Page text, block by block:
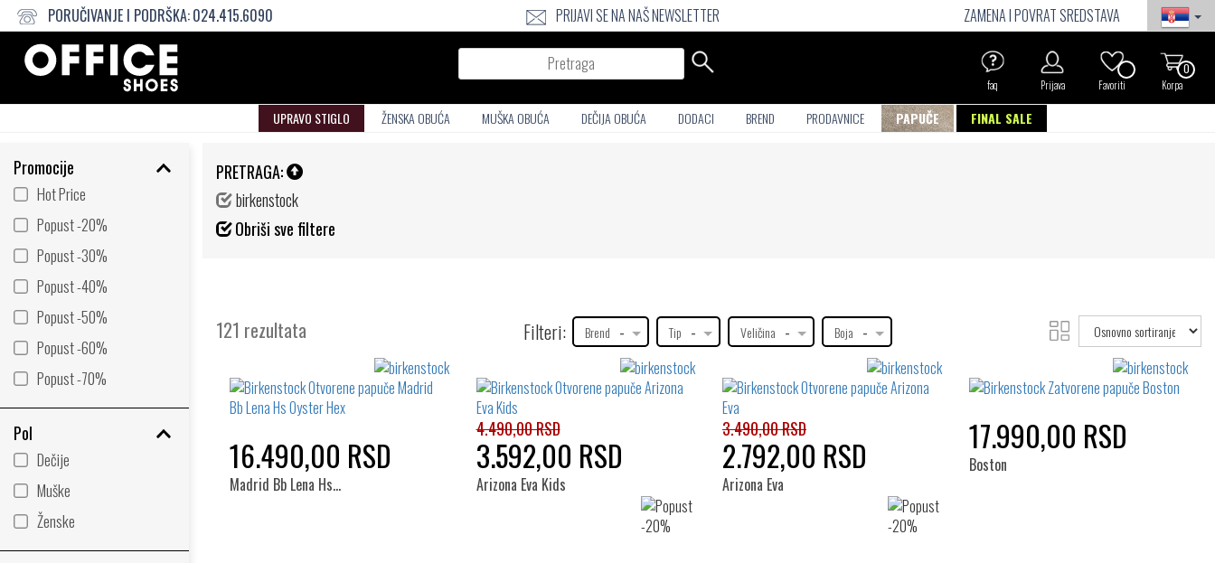
PORUČIVANJE I PODRŠKA:024.415.6090 PRIJAVI SE NA NAŠ NEWSLETTER
ZAMENA I POVRAT SREDSTAVA
Pretraga
0
Korpa
Favoriti
Prijava
faq
UPRAVO STIGLO ŽENSKA OBUĆA MUŠKA OBUĆA DEČIJA OBUĆA DODACI BREND PRODAVNICE PAPUČE FINAL SALE
Promocije
Hot Price
Popust -20%
Popust -30%
Popust -40%
Popust -50%
Popust -60%
Popust -70%
Pol
Dečije
Muške
Ženske
PRETRAGA:
birkenstock
Obriši sve filtere
121 rezultata Filteri: Brend - Tip - Veličina - Boja -
Toggle
16.490,00 RSD
Madrid Bb Lena Hs…
4.490,00 RSD
3.592,00 RSD
Arizona Eva Kids
3.490,00 RSD
2.792,00 RSD
Arizona Eva
17.990,00 RSD
Boston